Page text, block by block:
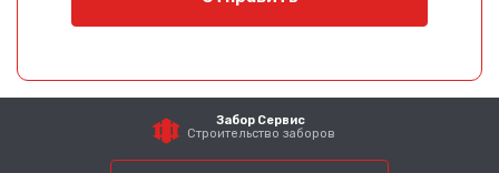
Забор Сервис
Строительство заборов